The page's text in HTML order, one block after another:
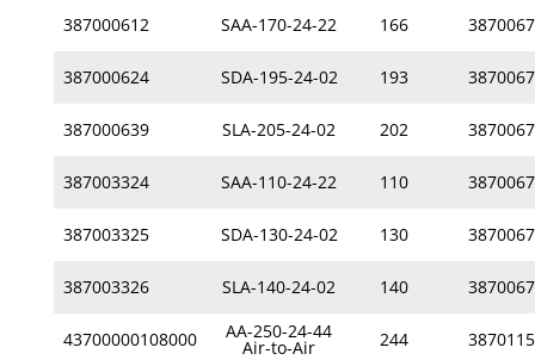
387000612 SAA-170-24-22 166
387000624 SDA-195-24-02 193
387000639 SLA-205-24-02 202
387003324 SAA-110-24-22 110
387003325 SDA-130-24-02 130
387003326 SLA-140-24-02 140
43700000108000 AA-250-24-44
Air-to-Air 244